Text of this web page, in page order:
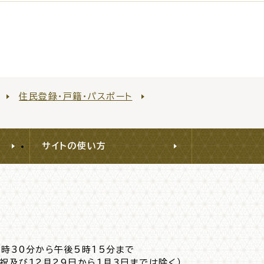
住民登録・戸籍・パスポート
サイトの使い方
30分から午後5時15分まで